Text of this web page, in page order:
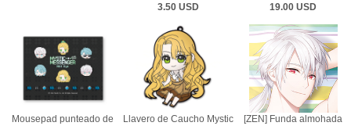
3.50 USD
19.00 USD
Mousepad punteado de
Llavero de Caucho Mystic
[ZEN] Funda almohada